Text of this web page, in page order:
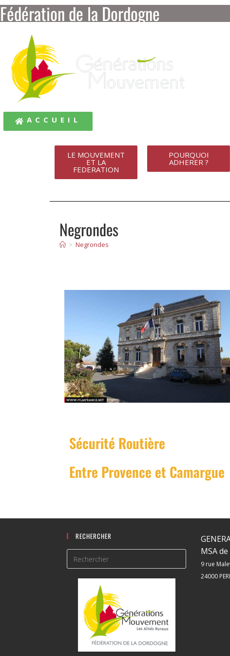
Fédération de la Dordogne
ACCUEIL
LE MOUVEMENT
ET LA
FEDERATION
POURQUOI
ADHERER ?
Negrondes
> Negrondes
Sécurité Routière
Entre Provence et Camargue
RECHERCHER
MSA
9 rue
24000